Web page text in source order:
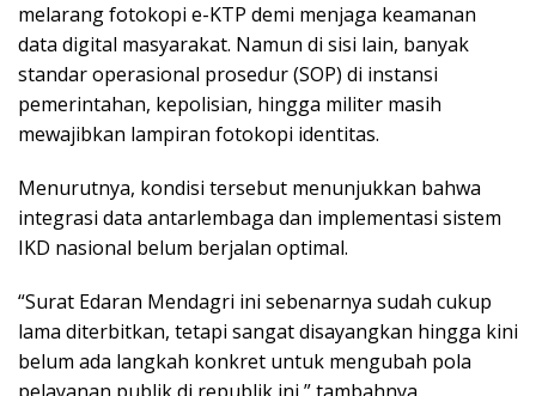
melarang fotokopi e-KTP demi menjaga keamanan
data digital masyarakat. Namun di sisi lain, banyak
standar operasional prosedur (SOP) di instansi
pemerintahan, kepolisian, hingga militer masih
mewajibkan lampiran fotokopi identitas.
Menurutnya, kondisi tersebut menunjukkan bahwa
integrasi data antarlembaga dan implementasi sistem
IKD nasional belum berjalan optimal.
“Surat Edaran Mendagri ini sebenarnya sudah cukup
lama diterbitkan, tetapi sangat disayangkan hingga kini
belum ada langkah konkret untuk mengubah pola